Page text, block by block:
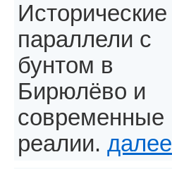
Исторические
параллели с
бунтом в
Бирюлёво и
современные
реалии. далее